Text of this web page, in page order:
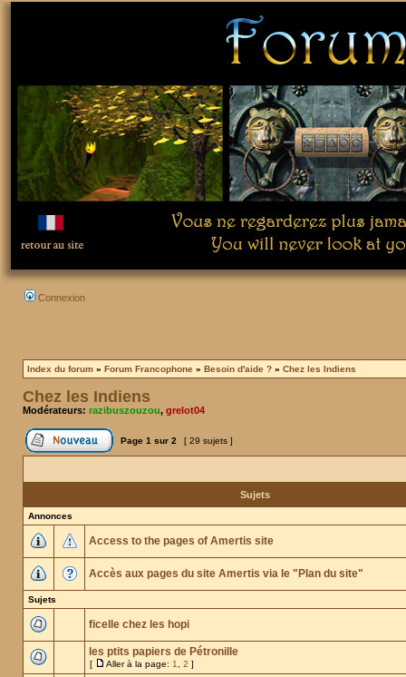
Connexion
Index du forum » Forum Francophone » Besoin d'aide ? » Chez les Indiens
Chez les Indiens
Modérateurs: razibuszouzou, grelot04
Page 1 sur 2 [ 29 sujets ]
Sujets
Annonces
Access to the pages of Amertis site
Accès aux pages du site Amertis via le "Plan du site"
Sujets
ficelle chez les hopi
les ptits papiers de Pétronille
[ Aller à la page: 1 2 ]